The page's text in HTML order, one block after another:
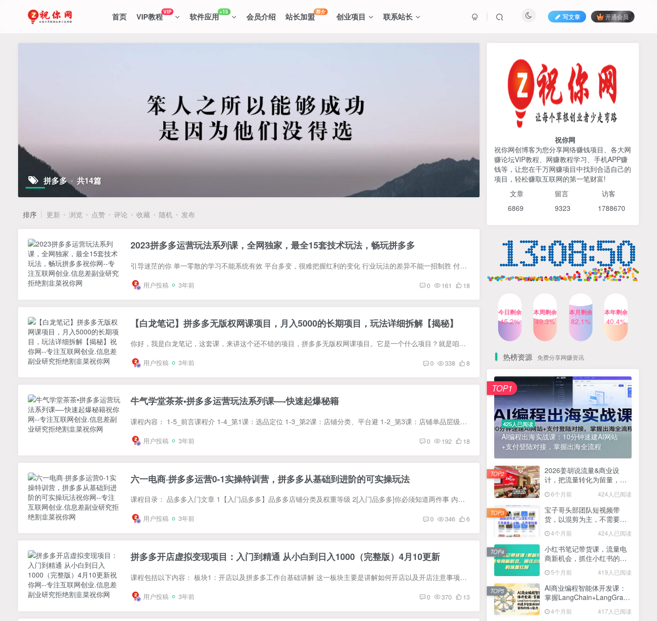
首页 VIP教程VIP 软件应用+15 会员介绍 站长加盟荐介 创业项目 联系站长 写文章 开通会员
拼多多 共14篇
排序 更新 浏览 点赞 评论 收藏 随机 发布
2023拼多多运营玩法系列课，全网独家，​最全15套技术玩法，畅玩拼多多
引导迷茫的你 单一零散的学习不能系统有效 平台多变，很难把握红利的变化 行业玩法的差异不能一招制胜 付费压制不能免费起来吗？ 流量增长无法转化？ 推广成本高，价格没有优势？ 不允许同行价...
用户投稿 3年前 0 161 18
【白龙笔记】拼多多无版权网课项目，月入5000的长期项目，玩法详细拆解【揭秘】
你好，我是白龙笔记，这套课，来讲这个还不错的项目，拼多多无版权网课项目。它是一个什么项目？就是咱们平时也会上拼多多去买一些网课，比如说咱们搜索小红书，然后就会出来很多课程，大概就是...
用户投稿 3年前 0 338 8
牛气学堂茶茶•拼多多运营玩法系列课—-快速起爆秘籍
课程内容： 1-5_前言课程介 1-4_第1课：选品定位 1-3_第2课：店铺分类、平台避 1-2_第3课：店铺单品层级权重 1-1_第4课：对标竞品竞店 更新中 资源下载：
用户投稿 3年前 0 192 18
六一电商·拼多多运营0-1实操特训营，拼多多从基础到进阶的可实操玩法
课程目录： 品多多入门文章 1【入门品多多】品多多店铺分类及权重等级 2[入门品多多]你必须知道两件事 内功修炼篇 3【内功修炼篇】竞争产品分析及平台活动比价机制 4【内功修炼篇】如何定价放大...
用户投稿 3年前 0 346 6
拼多多开店虚拟变现项目：入门到精通 从小白到日入1000（完整版）4月10更新
课程包括以下内容： 板块1：开店以及拼多多工作台基础讲解 这一板块主要是讲解如何开店以及开店注意事项， 同时，着重讲解拼多多后台的一些基本操作。 不要怀疑，很多小伙伴开店一两个月了，很...
用户投稿 3年前 0 370 13
425人已阅读
AI编程出海实战课：10分钟速建AI网站
+支付登陆对接，掌握出海全流程
TOP1
2026姜胡说流量&商业设
计，把流量转化为留量，设
计自己的商业模式
6个月前 424人已阅读
TOP2
货，以混剪为主，不需要真
小红书笔记带货课，流量电
商新机会，抓住小红书的流
量红利(更新26年2月)
5个月前 419人已阅读
TOP4
AI商业编程智能体开发课：
TOP5
公众号流量主之星座盘点赛
道，起号快+流量稳，流程简
单，适合新手操作
3个月前 416人已阅读
TOP6
1 ? 零加盟费｜红颜搭全国城市代理商招募正式启动！
2 淘宝天猫盈利突破特训营25年12月线下课，系统性的深度剖析电商企业经营之道，打造电商标准化运营体系
3 抓亚马逊漏洞，免去店铺月租，一个流量大竞争小，让你有机会成大卖的赛道
2025最新零撸项目，一部手机就可以操作，20秒一单，零投入纯薅羊毛，无门槛，一天200+【揭秘】
5 线上陪伴项目玩法，聊聊天就有收益的项目，一个月收益5000+
6 全网首发！答案之书网页版，全新玩法，搭配文档和网页，日入1k+零门槛小白首选副业
7 25年7月小红书女粉新玩法，公域转私域变现，日轻松变现2张+，5分钟简单复制好上手
8 情趣内衣暴利玩法，冷门赛道，日入1k+
9 在家就能做的项目，一天轻松300+，操作简单上手快
10 2025年百家号AI图文掘金，手机操作单号月入4-5位数，低门槛【附指令+工具】
抖音情感文案项目玩法，单月涨粉3000+，新手小白也能做
祝你网
祝你网创博客为您分享网络赚钱项目、各大网
赚论坛VIP教程、网赚教程学习、手机APP赚
钱等，让您在千万网赚项目中找到合适自己的
项目，轻松赚取互联网的第一笔财富!
文章 留言 访客
6869 9323 1788670
今日剩余
45.2%
本周剩余
49.3%
本月剩余
82.1%
本年剩余
40.4%
热榜资源 免费分享网赚资讯
425人已阅读
AI编程出海实战课：10分钟速建AI网站
+支付登陆对接，掌握出海全流程
TOP1
2026姜胡说流量&商业设
计，把流量转化为留量，设
6个月前 424人已阅读
TOP2
宝子哥头部团队短视频带
货，以混剪为主，不需要真
26年3月】
4个月前 424人已阅读
TOP3
小红书笔记带货课，流量电
商新机会，抓住小红书的流
5个月前 419人已阅读
TOP4
AI商业编程智能体开发课：
掌握LangChain+LangGraph
心能力
4个月前 417人已阅读
TOP5